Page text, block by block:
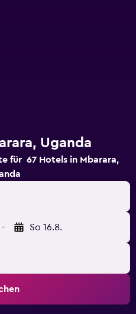
Uganda
für 67 Hotels in Mbarara,
- So 16.8.